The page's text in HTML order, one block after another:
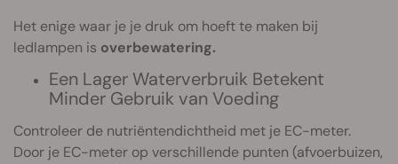
Het enige waar je je druk om hoeft te maken bij
ledlampen is overbewatering.
Een Lager Waterverbruik Betekent
Minder Gebruik van Voeding
Controleer de nutriëntendichtheid met je EC-meter.
Door je EC-meter op verschillende punten (afvoerbuizen,